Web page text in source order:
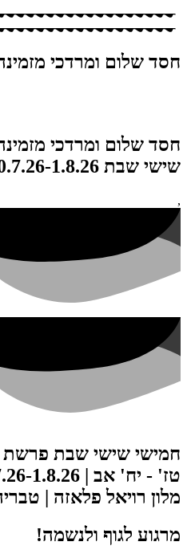
חסד שלום ומרדכי מזמינה
חסד שלום ומרדכי
שישי שבת 30.7.26-1.8.26
,
חמישי שישי שבת פרשת
טז' - יח' אב | 30.7.26-1.8.26
מלון רויאל פלאזה |
מרגוע לגוף ולנשמה!